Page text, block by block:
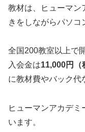
教材は、ヒューマン
きをしながらパソコ
全国200教室以上で
入会金は11,000円（
に教材費やバック代
ヒューマンアカデ
います。